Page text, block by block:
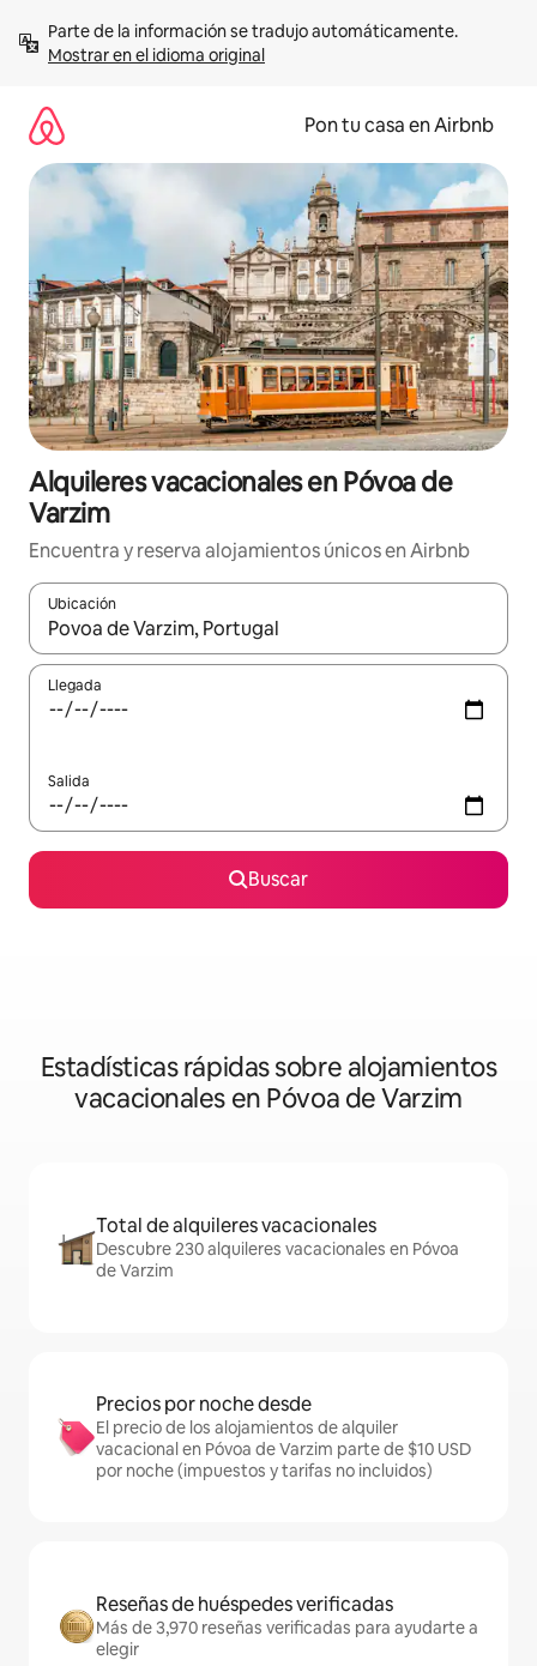
contenidoMostrar en el idioma original
Pon tu casa en Airbnb
Alquileres vacacionales en Póvoa de
Varzim
Encuentra y reserva alojamientos únicos en Airbnb
Ubicación
Cuando los resultados estén disponibles, navega con las
Llegada
Salida
Buscar
Estadísticas rápidas sobre alojamientos
vacacionales en Póvoa de Varzim
Total de alquileres vacacionales
Descubre 230 alquileres vacacionales en Póvoa
de Varzim
Precios por noche desde
El precio de los alojamientos de alquiler
vacacional en Póvoa de Varzim parte de $10 USD
por noche (impuestos y tarifas no incluidos)
Reseñas de huéspedes verificadas
Más de 3,970 reseñas verificadas para ayudarte a
elegir